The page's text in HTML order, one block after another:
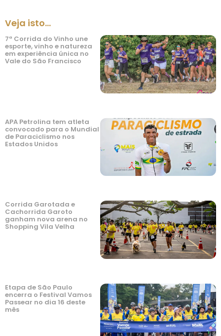
Veja isto...
7ª Corrida do Vinho une
esporte, vinho e natureza
em experiência única no
Vale do São Francisco
APA Petrolina tem atleta
convocado para o Mundial
de Paraciclismo nos
Estados Unidos
Corrida Garotada e
Cachorrida Garoto
ganham nova arena no
Shopping Vila Velha
Etapa de São Paulo
encerra o Festival Vamos
Passear no dia 16 deste
mês